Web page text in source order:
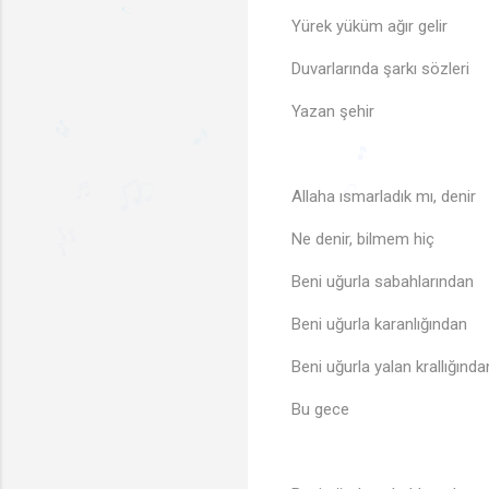
Yürek yüküm ağır gelir
Duvarlarında şarkı sözleri
Yazan şehir
Allaha ısmarladık mı, denir
Ne denir, bilmem hiç
Beni uğurla sabahlarından
Beni uğurla karanlığından
Beni uğurla yalan
Bu gece
♫
🎵